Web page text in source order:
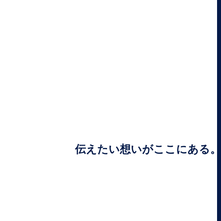
伝えたい想いがここにある。